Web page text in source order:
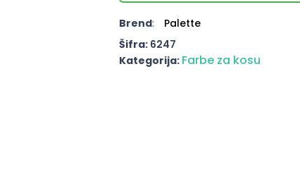
Brend:
Palette
Šifra: 6247
Kategorija: Farbe za kosu